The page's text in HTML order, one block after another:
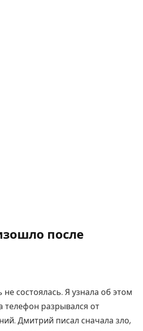
после
не состоялась. Я узнала об этом
телефон разрывался от
Дмитрий писал сначала зло,